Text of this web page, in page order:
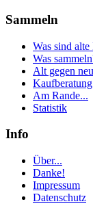
Sammeln
Was sind
Was
Alt gegen neu
Kaufberatung
Am Rande...
Statistik
Info
Über...
Danke!
Impressum
Datenschutz